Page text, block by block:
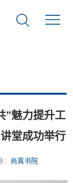
”魅力提升工
堂成功举行
尚真书院